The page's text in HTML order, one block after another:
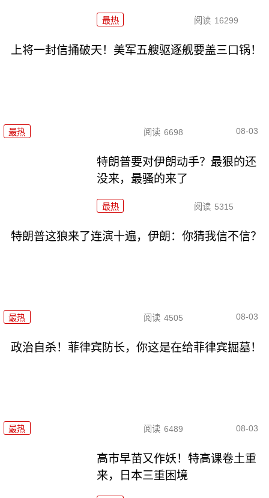
最热 阅读 16299
上将一封信捅破天！美军五艘驱逐舰要盖三口锅！
最热 阅读 6698 08-03
特朗普要对伊朗动手？最狠的还
没来，最骚的来了
最热 阅读 5315
特朗普这狼来了连演十遍，伊朗：你猜我信不信？
最热 阅读 4505 08-03
政治自杀！菲律宾防长，你这是在给菲律宾掘墓！
最热 阅读 6489 08-03
高市早苗又作妖！特高课卷土重
来，日本三重困境